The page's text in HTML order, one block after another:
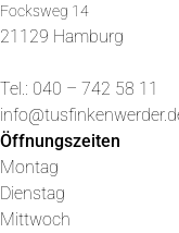
Focksweg 14
21129 Hamburg
Tel.: 040 – 742 58 11
Öffnungszeiten
Montag
Dienstag
Mittwoch